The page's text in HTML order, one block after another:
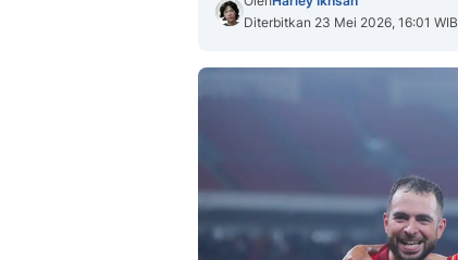
Diterbitkan 23 Mei 2026, 16:01 WIB